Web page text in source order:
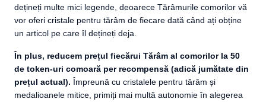
dețineți multe mici legende, deoarece Tărâmurile comorilor vă
vor oferi cristale pentru tărâm de fiecare dată când ați obține
un articol pe care îl dețineți deja.
În plus, reducem prețul fiecărui Tărâm al comorilor la 50
de token-uri comoară per recompensă (adică jumătate din
prețul actual). Împreună cu cristalele pentru tărâm și
medalioanele mitice, primiți mai multă autonomie în alegerea